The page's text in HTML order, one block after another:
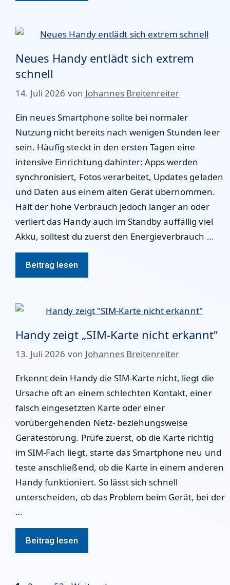
Neues Handy entlädt sich extrem
schnell
14. Juli 2026 von Johannes Breitenreiter
Ein neues Smartphone sollte bei normaler
Nutzung nicht bereits nach wenigen Stunden leer
sein. Häufig steckt in den ersten Tagen eine
intensive Einrichtung dahinter: Apps werden
synchronisiert, Fotos verarbeitet, Updates geladen
und Daten aus einem alten Gerät übernommen.
Hält der hohe Verbrauch jedoch länger an oder
verliert das Handy auch im Standby auffällig viel
Akku, solltest du zuerst den Energieverbrauch …
Beitrag lesen
Handy zeigt „SIM-Karte nicht erkannt“
13. Juli 2026 von Johannes Breitenreiter
Erkennt dein Handy die SIM-Karte nicht, liegt die
Ursache oft an einem schlechten Kontakt, einer
falsch eingesetzten Karte oder einer
vorübergehenden Netz- beziehungsweise
Gerätestörung. Prüfe zuerst, ob die Karte richtig
im SIM-Fach liegt, starte das Smartphone neu und
teste anschließend, ob die Karte in einem anderen
Handy funktioniert. So lässt sich schnell
unterscheiden, ob das Problem beim Gerät, bei der
…
Beitrag lesen